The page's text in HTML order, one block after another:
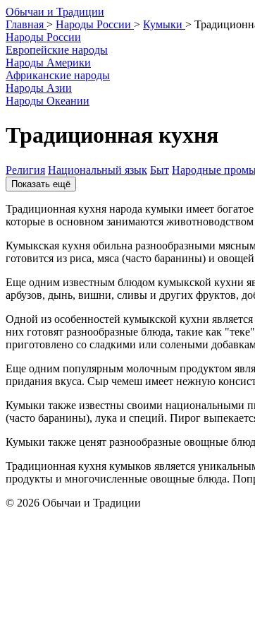
Обычаи и Традиции
Главная > Народы России > Кумыки >
Народы России
Европейские народы
Народы Америки
Африканские народы
Народы Азии
Народы Океании
Традиционная кухня
Религия Национальный язык Быт Народные
Показать ещё
Традиционная кухня народа кумыки имеет
которые в основном занимаются
Кумыкская кухня обильна разнообразными
готовится из риса, мяса (часто баранины) и
Еще одним известным блюдом кумыкской кухни
арбузов, дынь, вишни, сливы и других фруктов,
Одной из особенностей кумыкской кухни
них готовят разнообразные блюда, такие как
приготовлено со сладкими или солеными
Еще одним популярным молочным продуктом
придания вкуса. Сыр чемеш имеет нежную
Кумыки также известны своими национальными
(часто баранины), лука и специй. Пирог
Кумыки также ценят разнообразные овощные
Традиционная кухня кумыков является
продукты и многочисленные овощные блюда.
© 2026 Обычаи и Традиции